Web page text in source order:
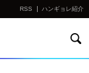
RSS ハンギョレ紹介